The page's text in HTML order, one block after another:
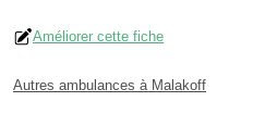
Améliorer cette fiche
Autres ambulances à Malakoff